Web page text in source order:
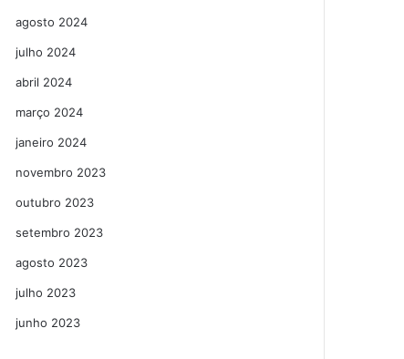
agosto 2024
julho 2024
abril 2024
março 2024
janeiro 2024
novembro 2023
outubro 2023
setembro 2023
agosto 2023
julho 2023
junho 2023